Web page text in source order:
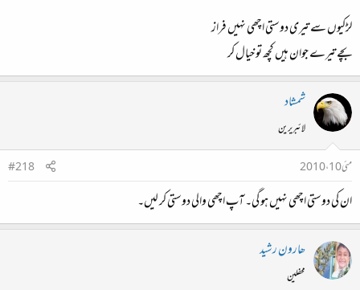
لڑکیوں سے تیری دوستی اچھی نہیں فراز
بچے تیرے جوان ہیں کچھ تو خیال کر
شمشاد
لائبریرین
مئی 10، 2010
#218
ان کی دوستی اچھی نہیں ہو گی۔ آپ اچھی والی دوستی کر لیں۔
ھارون رشید
محفلین